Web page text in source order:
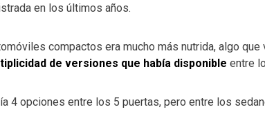
en los últimos años.
compactos era mucho más nutrida, algo que
de versiones que había disponible entre
4 opciones entre los 5 puertas, pero entre los